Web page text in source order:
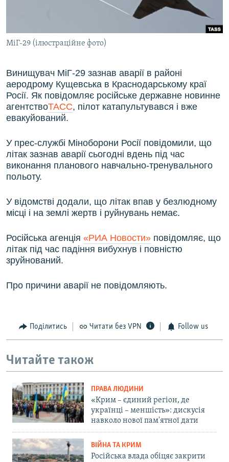
УКРАЇНСЬКА ПРОБЛЕМА КРИМУ
Qırımtatar
Усі сайти RFE/RL
МіГ-29 (ілюстраційне фото)
Винищувач МіГ-29 зазнав аварії в районі
аеродрому Кущевська в Краснодарському краї
Росії. Як повідомляє російське державне новинне
агентствоТАСС, пілот катапультувався і вже
евакуйований.
У прес-службі Міноборони Росії повідомили, що
літак зазнав аварії сьогодні вдень під час
виконання планового навчально-тренувального
польоту.
У відомстві додали, що літак впав у безлюдному
місці і на землі жертв і руйнувань немає.
Російська агенція «РИА Новости» повідомляє, що
літак під час падіння вибухнув і повністю
зруйнований.
Про причини аварії не повідомляють.
Поділитись Читати без VPN Follow us
Читайте також
ПРАВА ЛЮДИНИ
«Крим – єдиний регіон, де
українці – меншість»: дискусія
навколо нової пам'ятної дати
ВІЙНА ТА КРИМ
Російська влада обіцяє закрити